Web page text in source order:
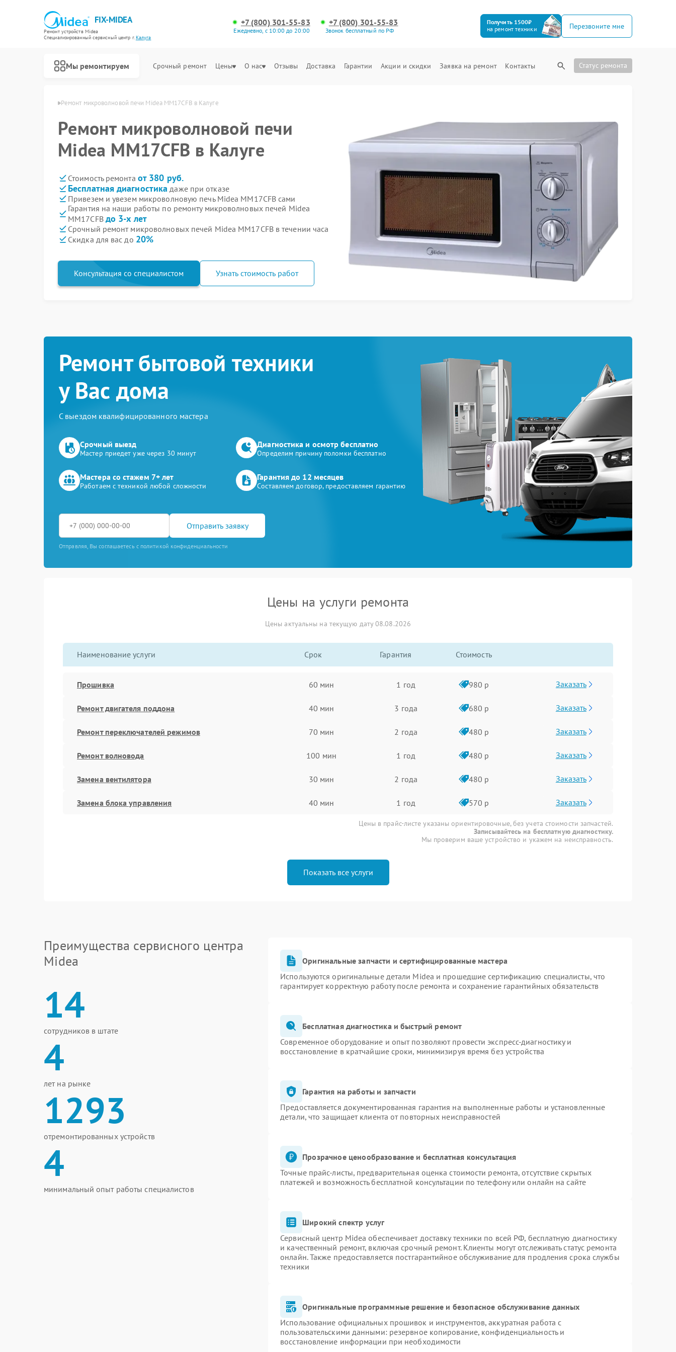
FIX-MIDEA
Ремонт устройств Midea
Специализированный cервисный центр г.Калуга
+7 (800) 301-55-83
Ежедневно, с 10:00 до 20:00
+7 (800) 301-55-83
Звонок бесплатный по РФ
Получить 1500₽
на ремонт техники
Перезвоните мне
Мы ремонтируем Срочный ремонт Цены О нас Отзывы Доставка Гарантии Акции и скидки Заявка на ремонт Контакты Статус ремонта
Ремонт микроволновой печи Midea MM17CFB в Калуге
Ремонт микроволновой печи
Midea MM17CFB в Калуге
Стоимость ремонта от 380 руб.
Бесплатная диагностика даже при отказе
Привезем и увезем микроволновую печь Midea MM17CFB сами
Гарантия на наши работы по ремонту микроволновых печей Midea
MM17CFB до 3-х лет
Срочный ремонт микроволновых печей Midea MM17CFB в течении часа
Скидка для вас до 20%
Консультация со специалистом Узнать стоимость работ
Ремонт бытовой техники
у Вас дома
С выездом квалифицированного мастера
Срочный выезд
Мастер приедет уже через 30 минут
Диагностика и осмотр бесплатно
Определим причину поломки бесплатно
Мастера со стажем 7+ лет
Работаем с техникой любой сложности
Гарантия до 12 месяцев
Составляем договор, предоставляем гарантию
Отправить заявку
Отправляя, Вы соглашаетесь с политикой конфиденциальности
Цены на услуги ремонта
Цены актуальны на текущую дату 08.08.2026
Наименование услуги Срок Гарантия Стоимость
Прошивка 60 мин 1 год 980 р Заказать
Ремонт двигателя поддона 40 мин 3 года 680 р Заказать
Ремонт переключателей режимов 70 мин 2 года 480 р Заказать
Ремонт волновода 100 мин 1 год 480 р Заказать
Замена вентилятора 30 мин 2 года 480 р Заказать
Замена блока управления 40 мин 1 год 570 р Заказать
Цены в прайс-листе указаны ориентировочные, без учета стоимости запчастей.
Записывайтесь на бесплатную диагностику.
Мы проверим ваше устройство и укажем на неисправность.
Показать все услуги
Преимущества сервисного центра
Midea
14
сотрудников в штате
4
лет на рынке
1293
отремонтированных устройств
4
минимальный опыт работы специалистов
Оригинальные запчасти и сертифицированные мастера
Используются оригинальные детали Midea и прошедшие сертификацию специалисты, что
гарантирует корректную работу после ремонта и сохранение гарантийных обязательств
Бесплатная диагностика и быстрый ремонт
Современное оборудование и опыт позволяют провести экспресс-диагностику и
восстановление в кратчайшие сроки, минимизируя время без устройства
Гарантия на работы и запчасти
Предоставляется документированная гарантия на выполненные работы и установленные
детали, что защищает клиента от повторных неисправностей
Прозрачное ценообразование и бесплатная консультация
Точные прайс-листы, предварительная оценка стоимости ремонта, отсутствие скрытых
платежей и возможность бесплатной консультации по телефону или онлайн на сайте
Широкий спектр услуг
Сервисный центр Midea обеспечивает доставку техники по всей РФ, бесплатную диагностику
и качественный ремонт, включая срочный ремонт. Клиенты могут отслеживать статус ремонта
онлайн. Также предоставляется постгарантийное обслуживание для продления срока службы
техники
Оригинальные программные решение и безопасное обслуживание данных
Использование официальных прошивок и инструментов, аккуратная работа с
пользовательскими данными: резервное копирование, конфиденциальность и
восстановление информации при необходимости